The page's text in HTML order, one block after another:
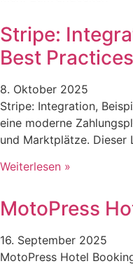
Stripe:
Best
8. Oktober 2025
Stripe: Integration,
eine moderne
und Marktplätze.
Weiterlesen »
MotoPress
16. September 2025
MotoPress Hotel